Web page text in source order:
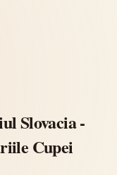
Slovacia -
Cupei